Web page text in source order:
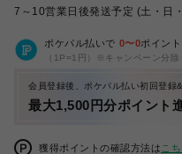
7～10営業日後発送予定 (土・日
ポケパル払いで 0〜0ポイント
（1P=1円）※キャンペーン分除
会員登録後、ポケパル払い初回登録
最大1,500円分ポイント
獲得ポイントの確認方法は こち